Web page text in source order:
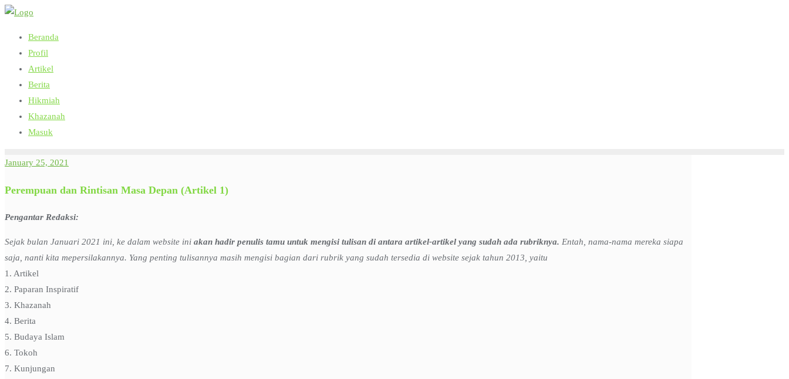
Skip
content
Beranda
Profil
Artikel
Berita
Hikmiah
Khazanah
Masuk
January 25, 2021
Perempuan dan Rintisan Masa Depan (Artikel 1)
Pengantar Redaksi:
Sejak bulan Januari 2021 ini, ke dalam website ini akan hadir penulis tamu untuk mengisi tulisan di antara artikel-artikel yang sudah ada rubriknya. Entah, nama-nama mereka siapa
saja, nanti kita mepersilakannya. Yang penting tulisannya masih mengisi bagian dari rubrik yang sudah tersedia di website sejak tahun 2013, yaitu
1. Artikel
2. Paparan Inspiratif
3. Khazanah
4. Berita
5. Budaya Islam
6. Tokoh
7. Kunjungan